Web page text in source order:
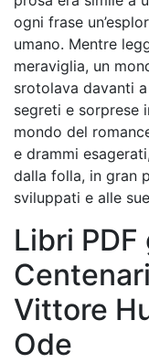
ogni frase
umano. Mentre
meraviglia, un
srotolava davanti
segreti e sorprese
mondo del
e drammi
dalla folla, in gran
sviluppati e alle
Libri
Vittore
Ode